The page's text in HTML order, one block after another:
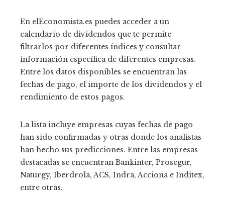
En elEconomista.es puedes acceder a un
calendario de dividendos que te permite
filtrarlos por diferentes índices y consultar
información específica de diferentes empresas.
Entre los datos disponibles se encuentran las
fechas de pago, el importe de los dividendos y el
rendimiento de estos pagos.
La lista incluye empresas cuyas fechas de pago
han sido confirmadas y otras donde los analistas
han hecho sus predicciones. Entre las empresas
destacadas se encuentran Bankinter, Prosegur,
Naturgy, Iberdrola, ACS, Indra, Acciona e Inditex,
entre otras.